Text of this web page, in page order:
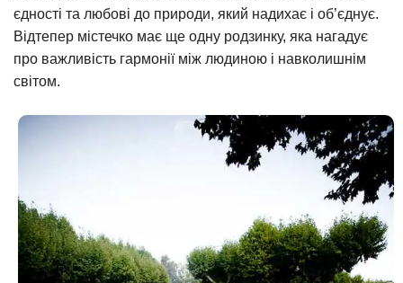
єдності та любові до природи, який надихає і об’єднує.
Відтепер містечко має ще одну родзинку, яка нагадує
про важливість гармонії між людиною і навколишнім
світом.